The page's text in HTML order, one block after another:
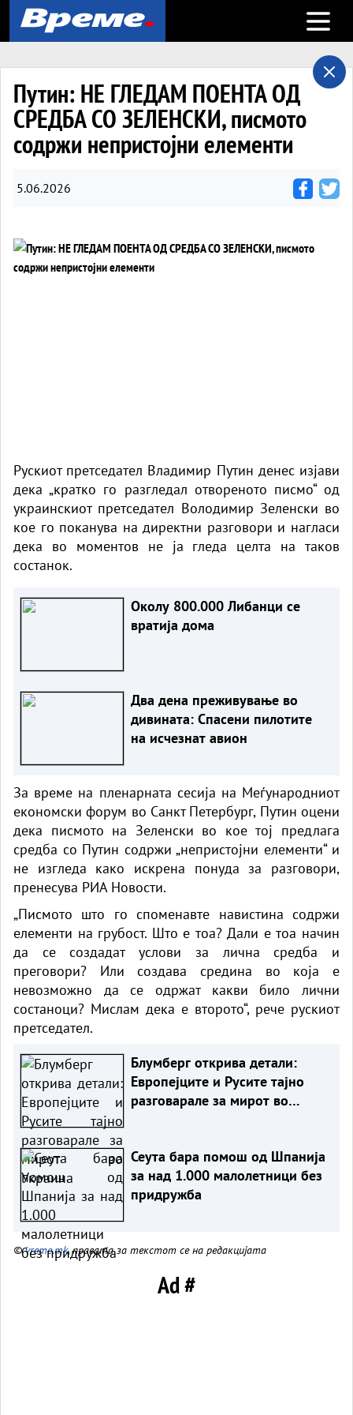
Open
Путин: НЕ ГЛЕДАМ ПОЕНТА ОД
СРЕДБА СО ЗЕЛЕНСКИ, писмото
содржи непристојни елементи
5.06.2026
Рускиот претседател Владимир Путин денес изјави
дека „кратко го разгледал отвореното писмо“ од
украинскиот претседател Володимир Зеленски во
кое го поканува на директни разговори и нагласи
дека во моментов не ја гледа целта на таков
состанок.
Околу 800.000 Либанци се
вратија дома
Два дена преживување во
дивината: Спасени пилотите
на исчезнат авион
За време на пленарната сесија на Меѓународниот
економски форум во Санкт Петербург, Путин оцени
дека писмото на Зеленски во кое тој предлага
средба со Путин содржи „непристојни елементи“ и
не изгледа како искрена понуда за разговори,
пренесува РИА Новости.
„Писмото што го споменавте навистина содржи
елементи на грубост. Што е тоа? Дали е тоа начин
да се создадат услови за лична средба и
преговори? Или создава средина во која е
невозможно да се одржат какви било лични
состаноци? Мислам дека е второто“, рече рускиот
претседател.
Блумберг открива детали:
Европејците и Русите тајно
разговарале за мирот во
Сеута бара помош од Шпанија
за над 1.000 малолетници без
придружба
©vreme.mk, правата за текстот се на редакцијата
Ad #